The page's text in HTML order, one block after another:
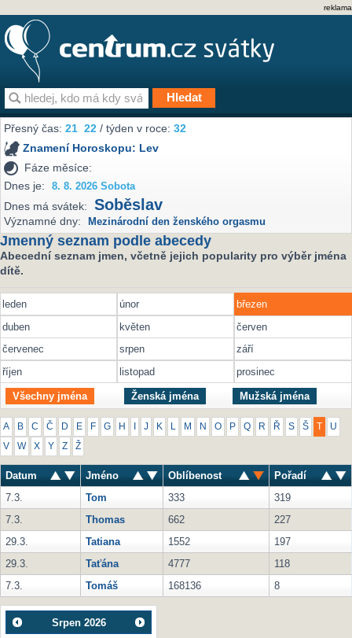
reklama
Přesný čas:21 22 / týden v roce:32
Znamení Horoskopu: Lev
Fáze měsíce:
Dnes je:
8. 8. 2026 Sobota
Dnes má svátek: Soběslav
Významné dny: Mezinárodní den ženského orgasmu
Jmenný seznam podle abecedy
Abecední seznam jmen, včetně jejich popularity pro výběr jména
dítě.
leden únor
březen
duben
květen
červen
červenec
srpen
září
říjen
listopad prosinec
Všechny jména Ženská jména Mužská jména
A B C Č D E F G H J K M N O P Q R Ř S Š U
V W X Y Z Ž
Datum Jméno Oblíbenost
Pořadí
7.3.
Tom 333
319
7.3.
Thomas 662
227
29.3.
Tatiana 1552
197
29.3.
Taťána 4777
118
7.3.
Tomáš 168136 8
Srpen 2026